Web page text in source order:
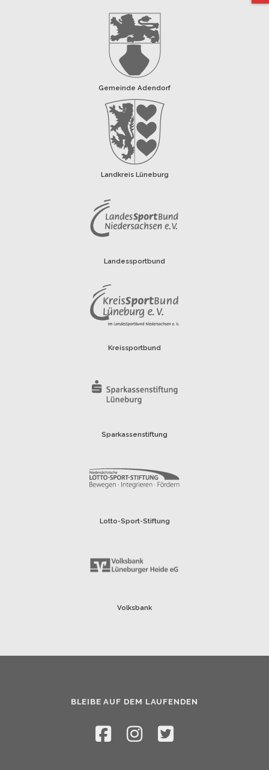
Gemeinde Adendorf
Landkreis Lüneburg
Landessportbund
Kreissportbund
Sparkassenstiftung
Lotto-Sport-Stiftung
Volksbank
BLEIBE AUF DEM LAUFENDEN